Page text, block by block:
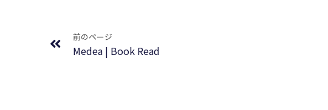
前のページ
Medea | Book Read